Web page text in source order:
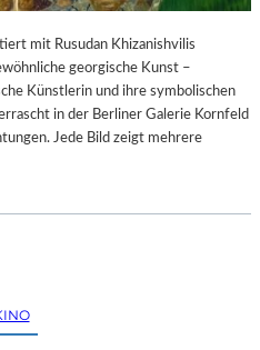
mit Rusudan Khizanishvilis
georgische Kunst –
Künstlerin und ihre symbolischen
in der Berliner Galerie Kornfeld
Jede Bild zeigt mehrere